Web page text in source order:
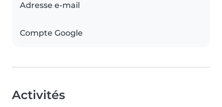
Adresse e-mail
Compte Google
Activités